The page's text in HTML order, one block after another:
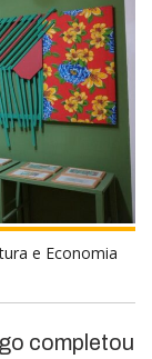
e Economia
completou